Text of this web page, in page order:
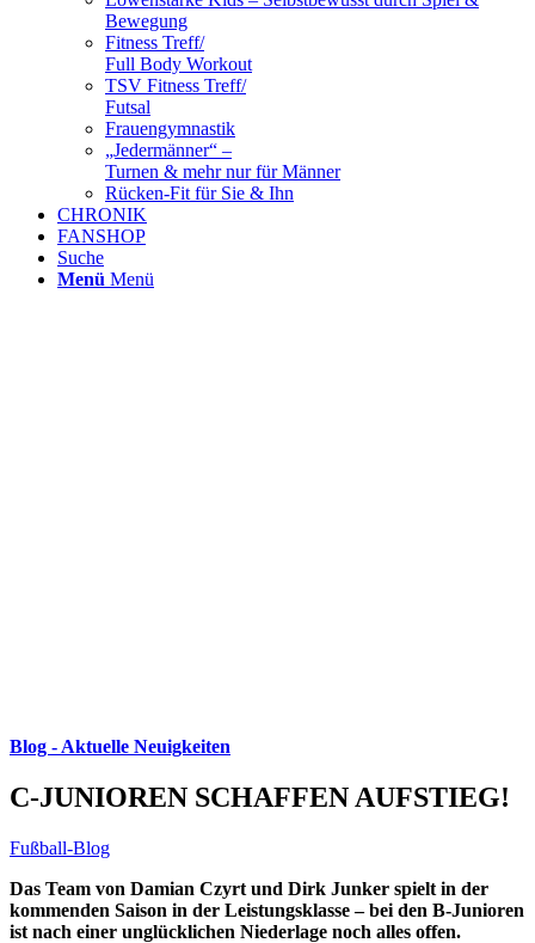
Bewegung
Fitness Treff/
Full Body Workout
TSV Fitness Treff/
Futsal
Frauengymnastik
„Jedermänner“ –
Turnen & mehr nur für Männer
Rücken-Fit für Sie & Ihn
CHRONIK
FANSHOP
Suche
Menü Menü
Blog - Aktuelle Neuigkeiten
C-JUNIOREN SCHAFFEN AUFSTIEG!
Fußball-Blog
Das Team von Damian Czyrt und Dirk Junker spielt in der
kommenden Saison in der Leistungsklasse – bei den B-Junioren
ist nach einer unglücklichen Niederlage noch alles offen.